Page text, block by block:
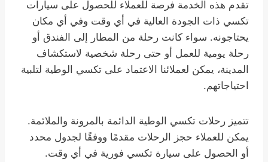
تقدم هذه الخدمة فرصة للعملاء للحصول على سيارات
تكسي ذات الجودة العالية في أي وقت وفي أي مكان
يحتاجونه. سواء كانت رحلة من المطار إلى الفندق أو
رحلة يومية للعمل أو حتى رحلة شخصية لاستكشاف
المدينة، يمكن لعملائنا الاعتماد على تكسي الوطية لتلبية
احتياجاتهم.
تتميز رحلات تكسي الوطية الدائمة بالمرونة والملائمة.
يمكن للعملاء حجز الرحلات مقدمًا ووفقًا لجدول محدد
أو الحصول على سيارة تكسي فورية في أي وقت.